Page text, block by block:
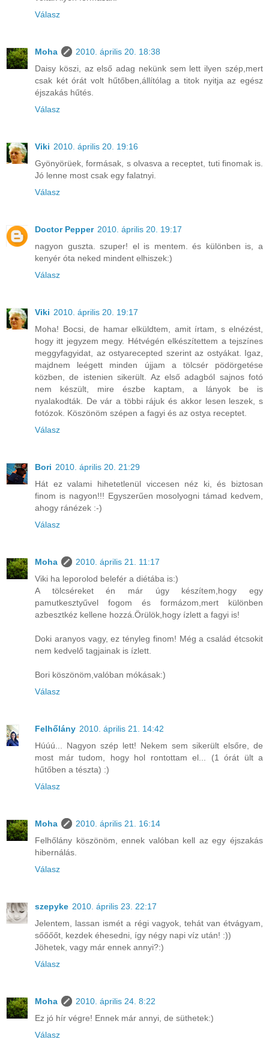
Válasz
Moha
2010. április 20. 18:38
Daisy köszi, az első adag nekünk sem lett ilyen szép,mert
csak két órát volt hűtőben,állítólag a titok nyitja az egész
éjszakás hűtés.
Válasz
Viki 2010. április 20. 19:16
Gyönyörüek, formásak, s olvasva a receptet, tuti finomak is.
Jó lenne most csak egy falatnyi.
Válasz
Doctor Pepper 2010. április 20. 19:17
nagyon guszta. szuper! el is mentem. és különben is, a
kenyér óta neked mindent elhiszek:)
Válasz
Viki 2010. április 20. 19:17
Moha! Bocsi, de hamar elküldtem, amit írtam, s elnézést,
hogy itt jegyzem megy. Hétvégén elkészítettem a tejszínes
meggyfagyidat, az ostyarecepted szerint az ostyákat. Igaz,
majdnem leégett minden újjam a tölcsér pödörgetése
közben, de istenien sikerült. Az első adagból sajnos fotó
nem készült, mire észbe kaptam, a lányok be is
nyalakodták. De vár a többi rájuk és akkor lesen leszek, s
fotózok. Köszönöm szépen a fagyi és az ostya receptet.
Válasz
Bori 2010. április 20. 21:29
Hát ez valami hihetetlenül viccesen néz ki, és biztosan
finom is nagyon!!! Egyszerűen mosolyogni támad kedvem,
ahogy ránézek :-)
Válasz
Moha
2010. április 21. 11:17
Viki ha leporolod belefér a diétába is:)
A tölcséreket én már úgy készítem,hogy egy
pamutkesztyűvel fogom és formázom,mert különben
azbesztkéz kellene hozzá.Örülök,hogy ízlett a fagyi is!
Doki aranyos vagy, ez tényleg finom! Még a család étcsokit
nem kedvelő tagjainak is ízlett.
Bori köszönöm,valóban mókásak:)
Válasz
Felhőlány 2010. április 21. 14:42
Húúú... Nagyon szép lett! Nekem sem sikerült elsőre, de
most már tudom, hogy hol rontottam el... (1 órát ült a
hűtőben a tészta) :)
Válasz
Moha
2010. április 21. 16:14
Felhőlány köszönöm, ennek valóban kell az egy éjszakás
hibernálás.
Válasz
szepyke 2010. április 23. 22:17
Jelentem, lassan ismét a régi vagyok, tehát van étvágyam,
sőőőőt, kezdek éhesedni, így négy napi víz után! :))
Jöhetek, vagy már ennek annyi?:)
Válasz
Moha
2010. április 24. 8:22
Ez jó hír végre! Ennek már annyi, de süthetek:)
Válasz